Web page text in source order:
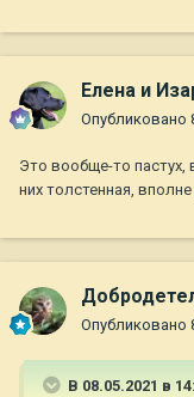
Елена и
Опубликовано
Это вообще-то
них толстенная,
Опубликовано
В 08.05.2021 в